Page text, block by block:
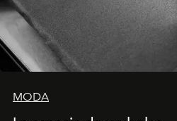
MODA